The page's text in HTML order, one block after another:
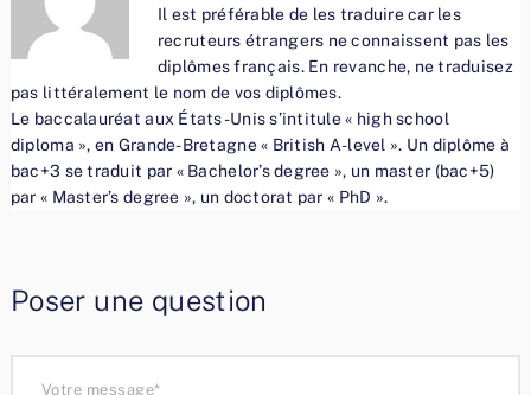
Il est préférable de les traduire car les
recruteurs étrangers ne connaissent pas les
diplômes français. En revanche, ne traduisez
pas littéralement le nom de vos diplômes.
Le baccalauréat aux États-Unis s’intitule « high school
diploma », en Grande-Bretagne « British A-level ». Un diplôme à
bac+3 se traduit par « Bachelor’s degree », un master (bac+5)
par « Master’s degree », un doctorat par « PhD ».
Poser une question